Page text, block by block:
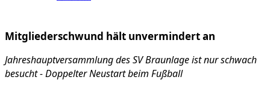
Mitgliederschwund hält unvermindert an
Jahreshauptversammlung des SV Braunlage ist nur schwach
besucht - Doppelter Neustart beim Fußball